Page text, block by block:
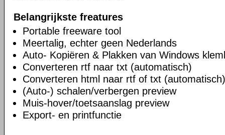
Belangrijkste freatures
Portable freeware tool
Meertalig, echter geen Nederlands
Auto- Kopiëren & Plakken van Windows
Converteren rtf naar txt (automatisch)
Converteren html naar rtf of txt (automatisch)
(Auto-) schalen/verbergen preview
Muis-hover/toetsaanslag preview
Export- en printfunctie